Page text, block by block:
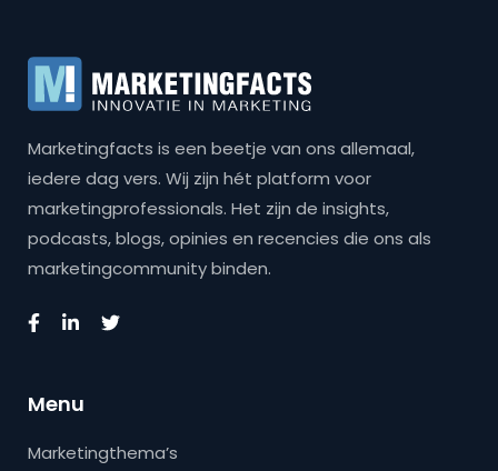
Marketingfacts is een beetje van ons allemaal,
iedere dag vers. Wij zijn hét platform voor
marketingprofessionals. Het zijn de insights,
podcasts, blogs, opinies en recencies die ons als
marketingcommunity binden.
Menu
Marketingthema’s